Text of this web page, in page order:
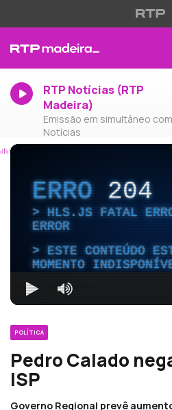
RTP Notícias (RTP
Madeira)
Emissão em simultâneo
Notícias
ERRO204
HLS.JS FATAL
ERROR
ESTE CONTEÚDO
MOMENTO
POLÍTICA
Pedro Calado
ISP
Governo Regional prevê